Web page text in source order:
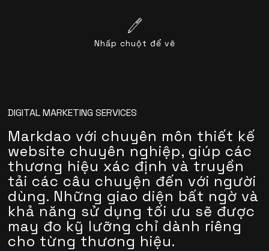
Nhấp chuột để vẽ
DIGITAL MARKETING SERVICES
Markdao với chuyên môn thiết kế
website chuyên nghiệp, giúp các
thương hiệu xác định và truyền
tải các câu chuyện đến với người
dùng. Những giao diện bất ngờ và
khả năng sử dụng tối ưu sẽ được
may đo kỹ lưỡng chỉ dành riêng
cho từng thương hiệu.